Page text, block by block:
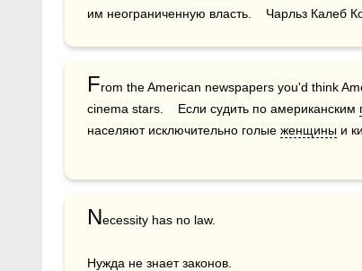
им неограниченную власть.    Чарльз Калеб
From the American newspapers you'd think
cinema stars.    Если судить по американским
населяют исключительно голые женщины и
Necessity has no law.
Нужда не знает законов.